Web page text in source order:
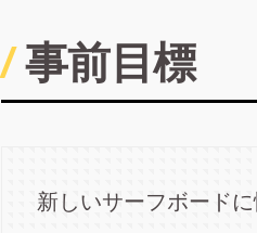
事前目標
新しいサーフボード